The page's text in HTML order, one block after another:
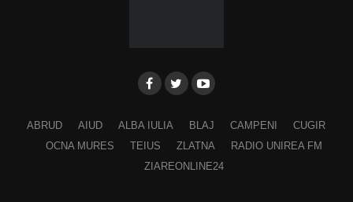
Georgiana Petrescu
Georgiana Pavelescu
Alina Andrei
ABRUD AIUD ALBA IULIA BLAJ CAMPENI
CUGIR
OCNA MURES
TEIUS ZLATNA
RADIO UNIREA FM
ZIAREONLINE24